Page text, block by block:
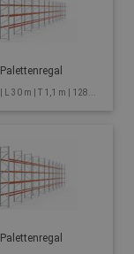
Palettenregal
L 30 m | T 1,1 m | 128...
Palettenregal